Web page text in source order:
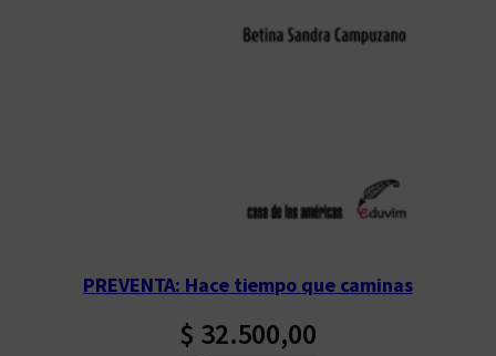
PREVENTA: Hace tiempo que caminas
$ 32.500,00